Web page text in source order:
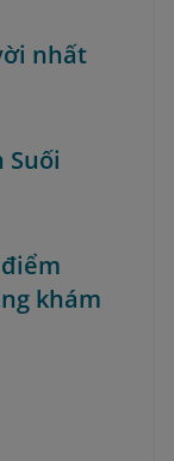
nhất
Suối
khám